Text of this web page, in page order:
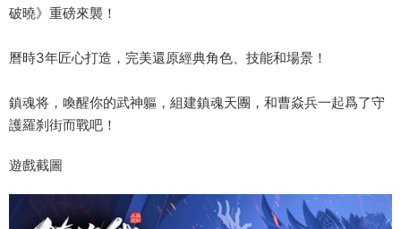
破曉》重磅來襲！
曆時3年匠心打造，完美還原經典角色、技能和場景！
鎮魂将，喚醒你的武神軀，組建鎮魂天團，和曹焱兵一起爲了守
護羅刹街而戰吧！
遊戲截圖